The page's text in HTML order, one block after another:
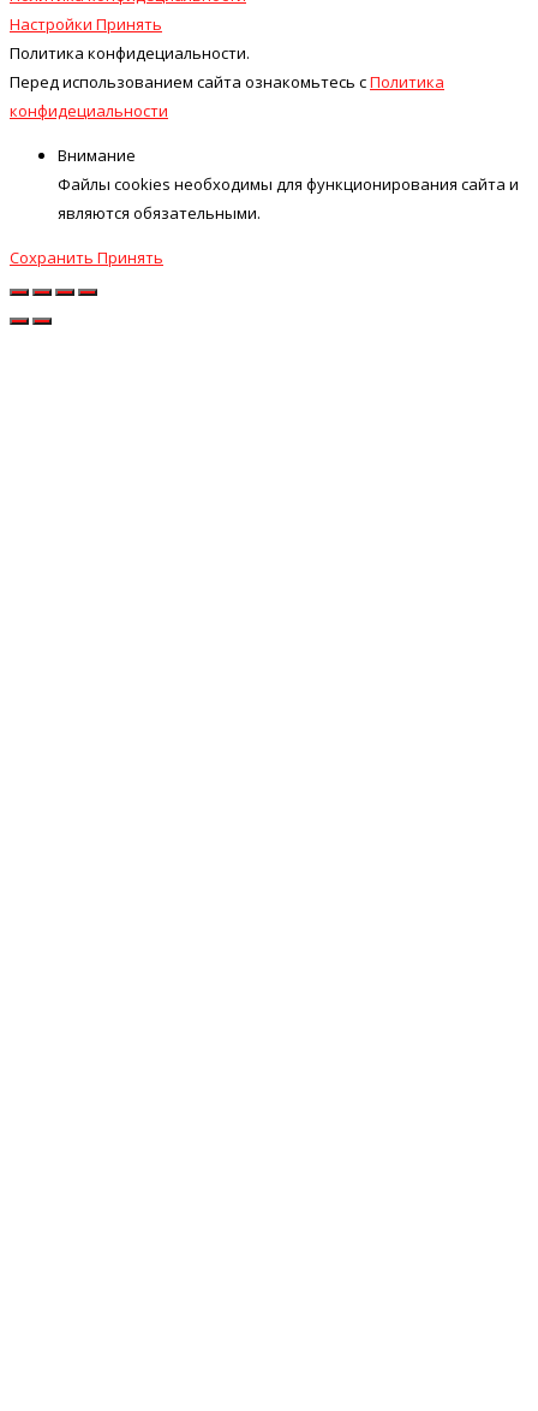
Настройки Принять
Политика конфидециальности.
Перед использованием сайта ознакомьтесь сПолитика
конфидециальности
Внимание
Файлы cookies необходимы для функционирования сайта и
являются обязательными.
Сохранить Принять